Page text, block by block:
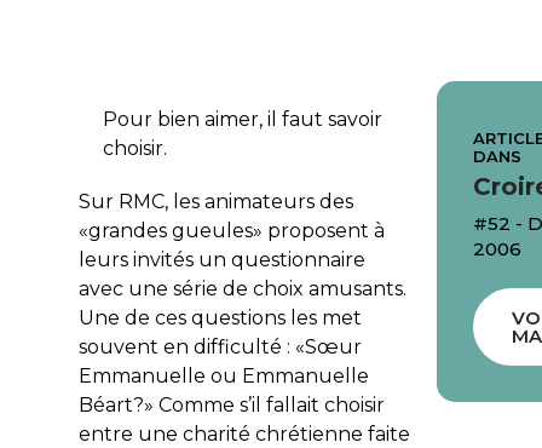
Pour bien aimer, il faut savoir
choisir.
Sur RMC, les animateurs des
«grandes gueules» proposent à
leurs invités un questionnaire
avec une série de choix amusants.
Une de ces questions les met
souvent en difficulté : «Sœur
Emmanuelle ou Emmanuelle
Béart?» Comme s’il fallait choisir
entre une charité chrétienne faite
DANS
#52 -
2006